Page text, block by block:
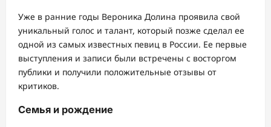
Уже в ранние годы Вероника Долина проявила свой
уникальный голос и талант, который позже сделал ее
одной из самых известных певиц в России. Ее первые
выступления и записи были встречены с восторгом
публики и получили положительные отзывы от
критиков.
Семья и рождение